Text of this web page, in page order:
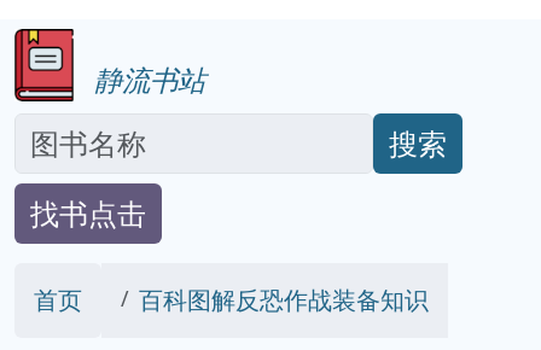
静流书站
搜索
找书点击
首页 百科图解反恐作战装备知识